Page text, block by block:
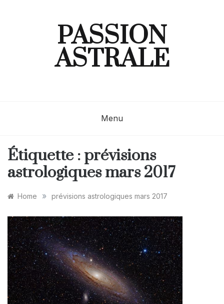
PASSION
ASTRALE
Menu
Étiquette : prévisions
astrologiques mars 2017
Home » prévisions astrologiques mars 2017